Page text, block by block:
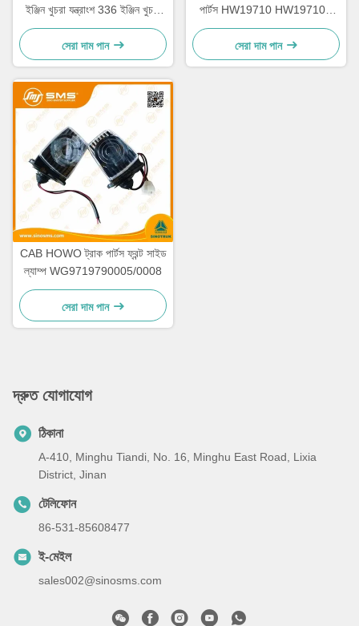
ইঞ্জিন খুচরা যন্ত্রাংশ 336 ইঞ্জিন খুচরা
যন্ত্রাংশ
সেরা দাম পান
পার্টস HW19710 HW19710T
HW19712
সেরা দাম পান
CAB HOWO ট্রাক পার্টস ফ্রন্ট সাইড
ল্যাম্প WG9719790005/0008
সেরা দাম পান
দ্রুত যোগাযোগ
ঠিকানা
A-410, Minghu Tiandi, No. 16, Minghu East Road, Lixia
District, Jinan
টেলিফোন
86-531-85608477
ই-মেইল
sales002@sinosms.com